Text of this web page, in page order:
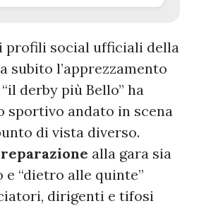
profili social ufficiali della
subito l’apprezzamento
derby più Bello” ha
sportivo andato in scena
di vista diverso.
alla gara sia
e “dietro alle quinte”
dirigenti e tifosi